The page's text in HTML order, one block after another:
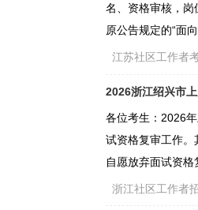
名、资格审核，
原公告规定的“面
江苏社区工作者
2026浙江绍兴市
各位考生：2026
试资格复审工作。
自愿放弃面试资格
浙江社区工作者